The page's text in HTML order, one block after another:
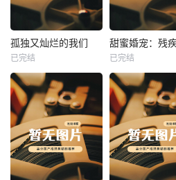
热播
未知
孤独又灿烂的我们
已完结
热播
未知
已完结